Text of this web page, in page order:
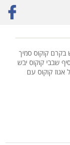
קוקוס סמיך
שבבי קוקוס יבש
אגוז קוקוס עם